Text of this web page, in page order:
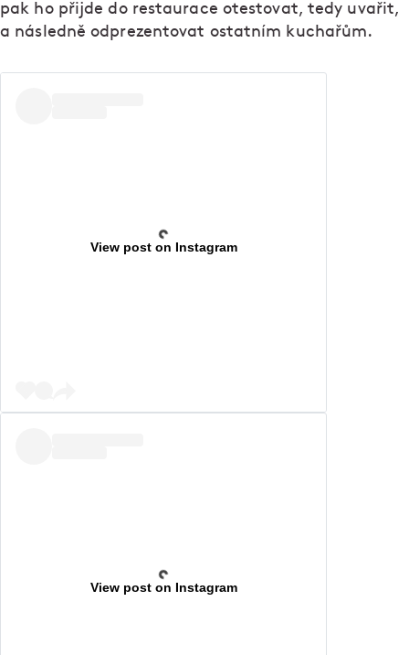
pak ho přijde do restaurace otestovat, tedy uvařit,
a následně odprezentovat ostatním kuchařům.
View post on Instagram
View post on Instagram